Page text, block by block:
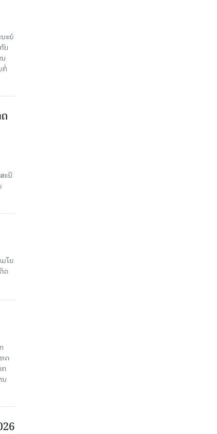
ະ​ບໍ​
ບ​
ກໍ່​
ະນີ
ໂບ​
ດ
ດ
ນ